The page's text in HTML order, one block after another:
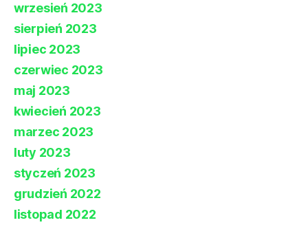
wrzesień 2023
sierpień 2023
lipiec 2023
czerwiec 2023
maj 2023
kwiecień 2023
marzec 2023
luty 2023
styczeń 2023
grudzień 2022
listopad 2022